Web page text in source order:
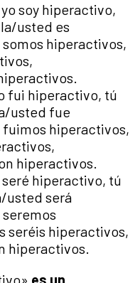
yo soy hiperactivo,
usted es
hiperactivos,
fui hiperactivo, tú
usted fue
hiperactivos,
hiperactivos.
seré hiperactivo, tú
usted será
seréis hiperactivos,
hiperactivos.
es un